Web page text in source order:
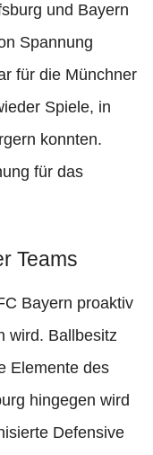
und Bayern
Spannung
für die Münchner
Spiele, in
konnten.
für das
Teams
Bayern proaktiv
wird. Ballbesitz
Elemente des
hingegen wird
Defensive